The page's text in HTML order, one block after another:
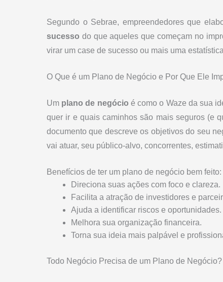
Segundo o Sebrae, empreendedores que
sucesso do que aqueles que começam no
virar um case de sucesso ou mais uma
O Que é um Plano de Negócio e Por Que Ele
Um plano de negócio é como o Waze da sua
quer ir e quais caminhos são mais seguros (e
documento que descreve os objetivos do seu
vai atuar, seu público-alvo, concorrentes,
Benefícios de ter um plano de negócio bem feito:
Direciona suas ações com foco e clareza.
Facilita a atração de investidores e
Ajuda a identificar riscos e oportunidades.
Melhora sua organização financeira.
Torna sua ideia mais palpável e
Todo Negócio Precisa de um Plano de Negócio?